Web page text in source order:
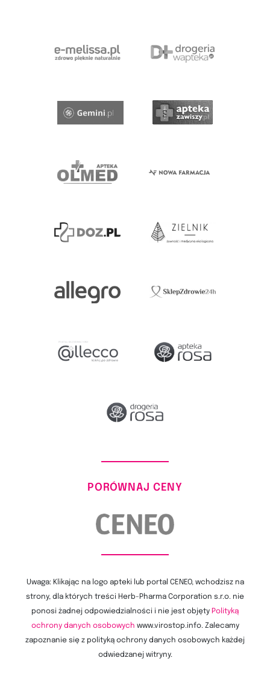
PORÓWNAJ CENY
Uwaga: Klikając na logo apteki lub portal CENEO, wchodzisz na
strony, dla których treści Herb-Pharma Corporation s.r.o. nie
ponosi żadnej odpowiedzialności i nie jest objęty Polityką
ochrony danych osobowych www.virostop.info. Zalecamy
zapoznanie się z polityką ochrony danych osobowych każdej
odwiedzanej witryny.